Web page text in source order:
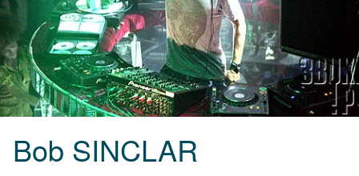
Bob SINCLAR